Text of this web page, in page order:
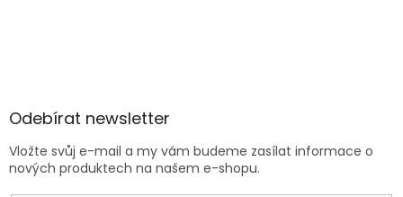
Odebírat newsletter
Vložte svůj e-mail a my vám budeme zasílat informace o
nových produktech na našem e-shopu.